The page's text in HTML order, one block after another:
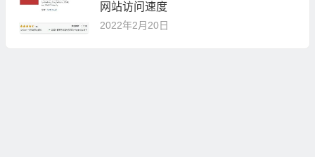
网站访问速度
2022年2月20日